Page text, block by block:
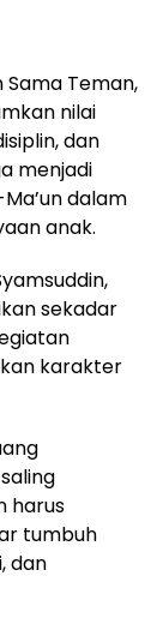
Sama Teman,
nilai
dan
menjadi
dalam
anak.
sekadar
karakter
harus
tumbuh
dan